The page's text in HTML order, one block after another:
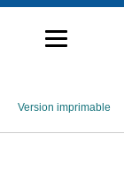
Version imprimable